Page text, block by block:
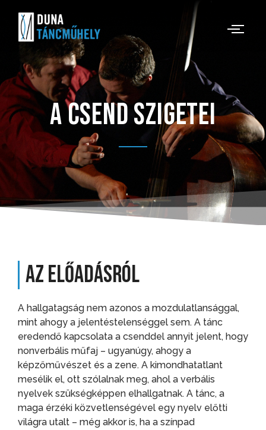
A csend szigetei
Az előadásról
A hallgatagság nem azonos a mozdulatlansággal,
mint ahogy a jelentéstelenséggel sem. A tánc
eredendő kapcsolata a csenddel annyit jelent, hogy
nonverbális műfaj – ugyanúgy, ahogy a
képzőművészet és a zene. A kimondhatatlant
mesélik el, ott szólalnak meg, ahol a verbális
nyelvek szükségképpen elhallgatnak. A tánc, a
maga érzéki közvetlenségével egy nyelv előtti
világra utalt – még akkor is, ha a színpad